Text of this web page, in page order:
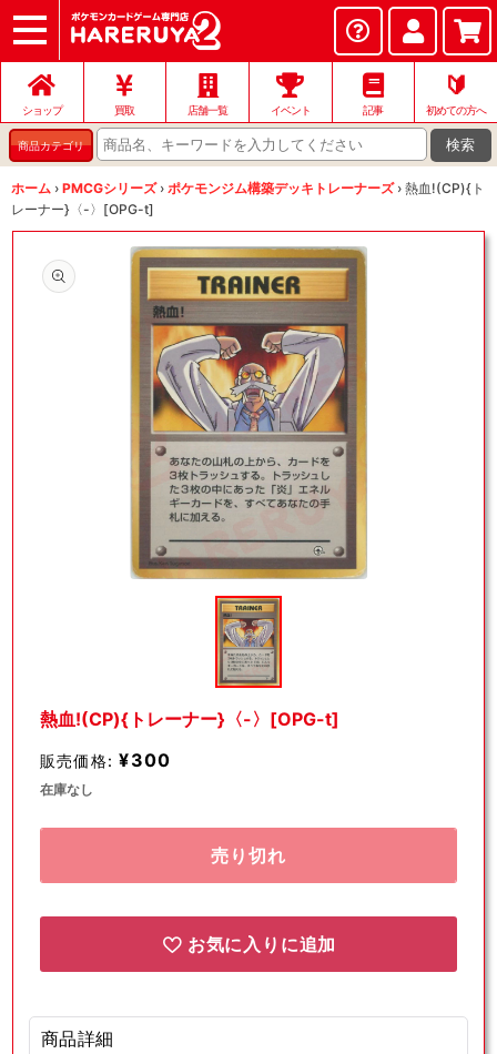
ショップ
店頭買取
ネット買取
店舗一覧
イベント
お問い合わせ
ショップ 買取 店舗一覧 イベント 記事
🔰
初めての方へ
商品カテゴリ 検索
ホーム › PMCGシリーズ › ポケモンジム構築デッキトレーナーズ › 熱血!(CP){ト
レーナー}〈-〉[OPG-t]
デ
ィ
(1)
を
く
熱血!(CP){トレーナー}〈-〉[OPG-t]
販売価格: ¥300
在庫なし
売り切れ
お気に入りに追加
商品詳細